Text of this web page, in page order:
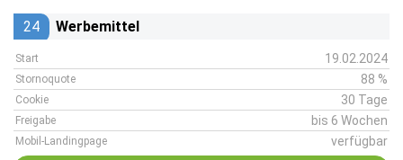
24 Werbemittel
Start 19.02.2024
Stornoquote 88 %
Cookie 30 Tage
Freigabe bis 6 Wochen
Mobil-Landingpage verfügbar